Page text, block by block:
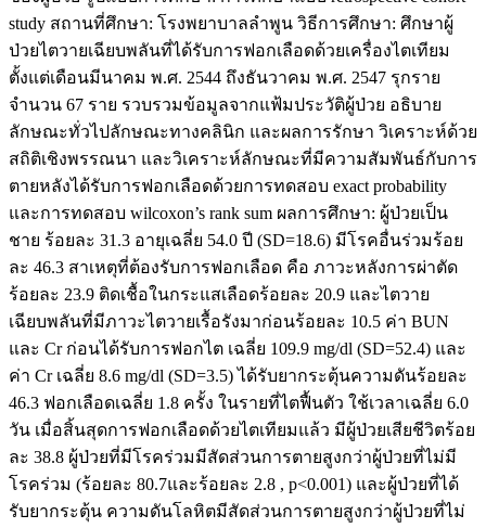
study สถานที่ศึกษา: โรงพยาบาลลำพูน วิธีการศึกษา: ศึกษาผู้
ป่วยไตวายเฉียบพลันที่ได้รับการฟอกเลือดด้วยเครื่องไตเทียม
ตั้งแต่เดือนมีนาคม พ.ศ. 2544 ถึงธันวาคม พ.ศ. 2547 รุกราย
จำนวน 67 ราย รวบรวมข้อมูลจากแฟ้มประวัติผู้ป่วย อธิบาย
ลักษณะทั่วไปลักษณะทางคลินิก และผลการรักษา วิเคราะห์ด้วย
สถิติเชิงพรรณนา และวิเคราะห์ลักษณะที่มีความสัมพันธ์กับการ
ตายหลังได้รับการฟอกเลือดด้วยการทดสอบ exact probability
และการทดสอบ wilcoxon’s rank sum ผลการศึกษา: ผู้ป่วยเป็น
ชาย ร้อยละ 31.3 อายุเฉลี่ย 54.0 ปี (SD=18.6) มีโรคอื่นร่วมร้อย
ละ 46.3 สาเหตุที่ต้องรับการฟอกเลือด คือ ภาวะหลังการผ่าตัด
ร้อยละ 23.9 ติดเชื้อในกระแสเลือดร้อยละ 20.9 และไตวาย
เฉียบพลันที่มีภาวะไตวายเรื้อรังมาก่อนร้อยละ 10.5 ค่า BUN
และ Cr ก่อนได้รับการฟอกไต เฉลี่ย 109.9 mg/dl (SD=52.4) และ
ค่า Cr เฉลี่ย 8.6 mg/dl (SD=3.5) ได้รับยากระตุ้นความดันร้อยละ
46.3 ฟอกเลือดเฉลี่ย 1.8 ครั้ง ในรายที่ไตฟื้นตัว ใช้เวลาเฉลี่ย 6.0
วัน เมื่อสิ้นสุดการฟอกเลือดด้วยไตเทียมแล้ว มีผู้ป่วยเสียชีวิตร้อย
ละ 38.8 ผู้ป่วยที่มีโรคร่วมมีสัดส่วนการตายสูงกว่าผู้ป่วยที่ไม่มี
โรคร่วม (ร้อยละ 80.7และร้อยละ 2.8 , p<0.001) และผู้ป่วยที่ได้
รับยากระตุ้น ความดันโลหิตมีสัดส่วนการตายสูงกว่าผู้ป่วยที่ไม่